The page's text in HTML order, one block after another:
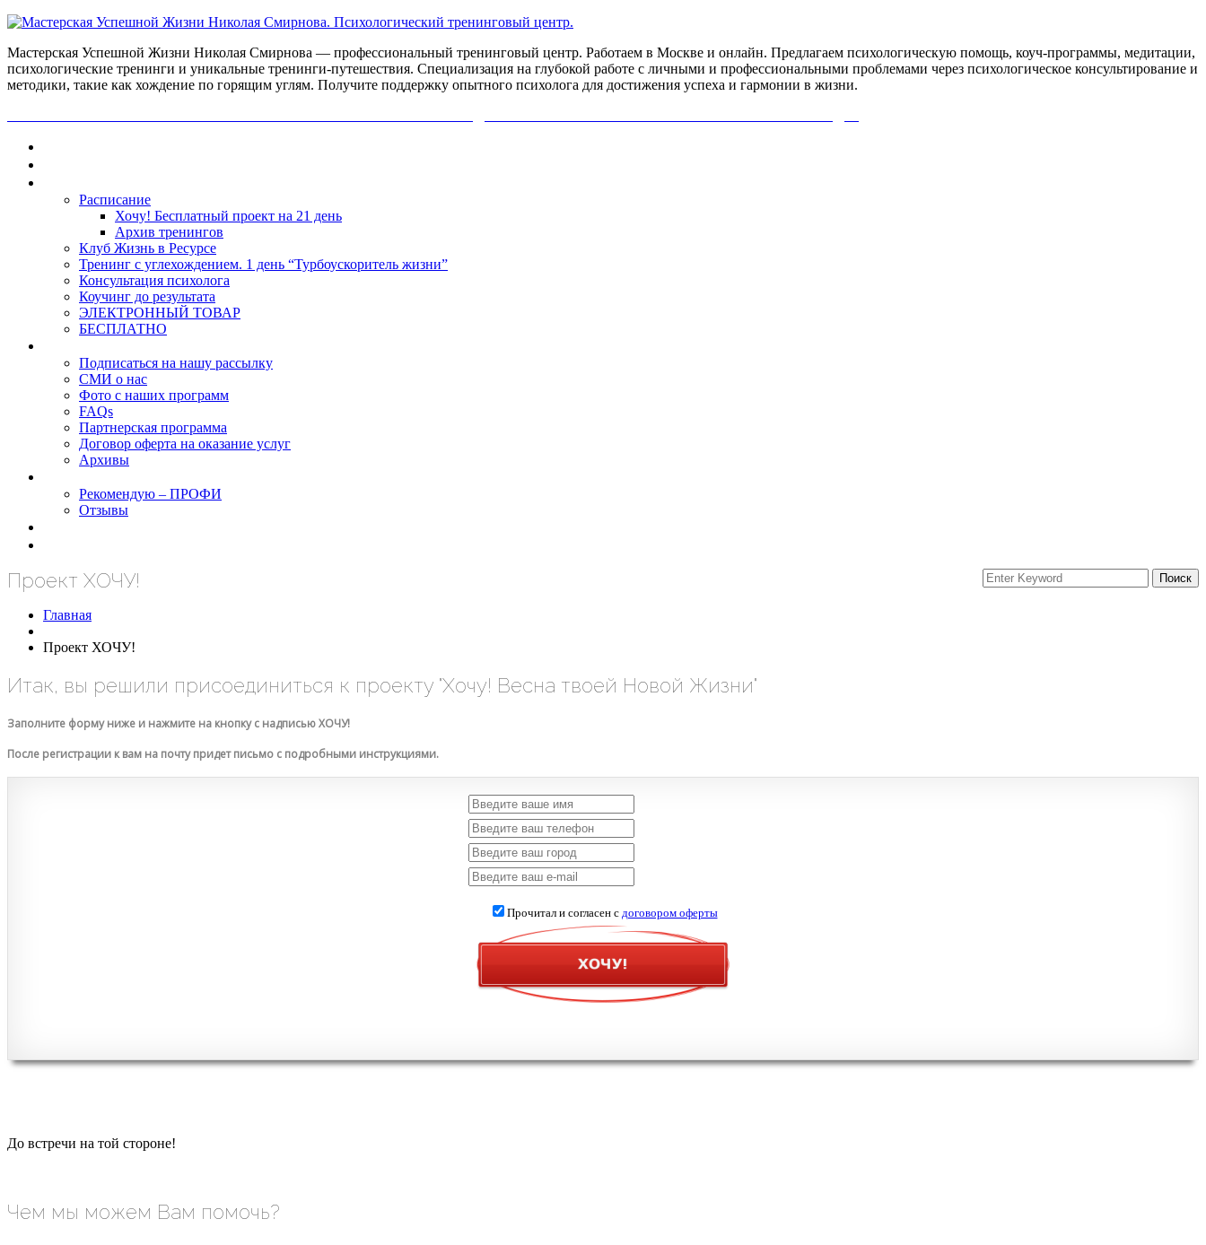
Мастерская Успешной Жизни Николая Смирнова — профессиональный тренинговый центр. Работаем в Москве и онлайн. Предлагаем психологическую помощь, коуч-программы, медитации,
психологические тренинги и уникальные тренинги-путешествия. Специализация на глубокой работе с личными и профессиональными проблемами через психологическое консультирование и
методики, такие как хождение по горящим углям. Получите поддержку опытного психолога для достижения успеха и гармонии в жизни.
Расписание
Хочу! Бесплатный проект на 21 день
Архив тренингов
Клуб Жизнь в Ресурсе
Тренинг с углехождением. 1 день “Турбоускоритель жизни”
Консультация психолога
Коучинг до результата
ЭЛЕКТРОННЫЙ ТОВАР
БЕСПЛАТНО
Подписаться на нашу рассылку
СМИ о нас
Фото с наших программ
FAQs
Партнерская программа
Договор оферта на оказание услуг
Архивы
Рекомендую – ПРОФИ
Отзывы
Проект ХОЧУ!
Главная
Проект ХОЧУ!
Итак, вы решили присоединиться к проекту "Хочу! Весна твоей Новой Жизни"
Заполните форму ниже и нажмите на кнопку с надписью ХОЧУ!
После регистрации к вам на почту придет письмо с подробными инструкциями.
Прочитал и согласен с договором оферты
До встречи на той стороне!
Чем мы можем Вам помочь?